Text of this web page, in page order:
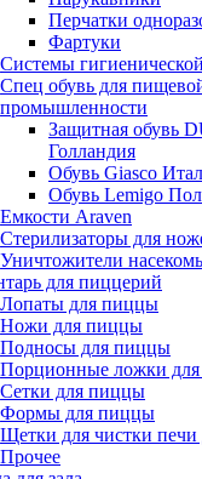
Перчатки
Фартуки
Системы
Спец обувь для
промышленности
Защитная обувь
Голландия
Обувь Giasco
Обувь Lemigo
Емкости Araven
Стерилизаторы для
Уничтожители
для пиццерий
Лопаты для пиццы
Ножи для пиццы
Подносы для пиццы
Порционные ложки для
Сетки для пиццы
Формы для пиццы
Щетки для чистки
Прочее